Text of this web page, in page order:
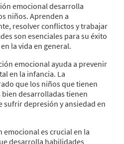
emocional desarrolla
niños. Aprenden a
resolver conflictos y trabajar
son esenciales para su éxito
la vida en general.
emocional ayuda a prevenir
en la infancia. La
que los niños que tienen
desarrolladas tienen
sufrir depresión y ansiedad en
emocional es crucial en la
desarrolla habilidades